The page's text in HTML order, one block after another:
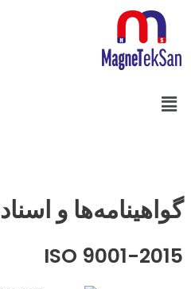
فهرست
گواهینامه‌ها و اسناد
ISO 9001-2015